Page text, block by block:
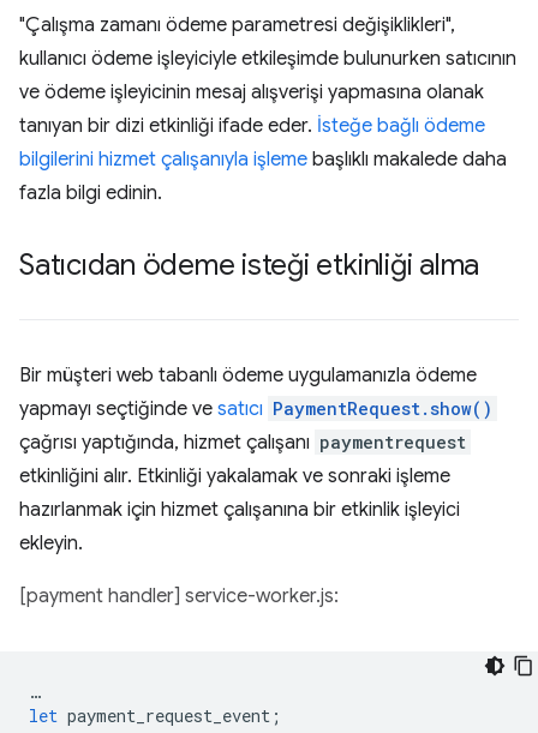
"Çalışma zamanı ödeme parametresi değişiklikleri",
kullanıcı ödeme işleyiciyle etkileşimde bulunurken satıcının
ve ödeme işleyicinin mesaj alışverişi yapmasına olanak
tanıyan bir dizi etkinliği ifade eder. İsteğe bağlı ödeme
bilgilerini hizmet çalışanıyla işleme başlıklı makalede daha
fazla bilgi edinin.
Satıcıdan ödeme isteği etkinliği alma
Bir müşteri web tabanlı ödeme uygulamanızla ödeme
yapmayı seçtiğinde ve satıcı PaymentRequest.show()
çağrısı yaptığında, hizmet çalışanı paymentrequest
etkinliğini alır. Etkinliği yakalamak ve sonraki işleme
hazırlanmak için hizmet çalışanına bir etkinlik işleyici
ekleyin.
[payment handler] service-worker.js:
…
let payment_request_event ;